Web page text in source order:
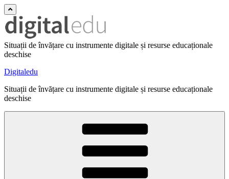
Situații de învățare cu instrumente digitale și resurse educaționale
deschise
Digitaledu
Situații de învățare cu instrumente digitale și resurse educaționale
deschise